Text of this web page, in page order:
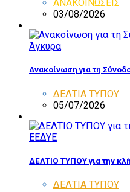
ΑΝΑΚΟΙΝΩΣΕΙΣ
03/08/2026
Ανακοίνωση για τη
ΔΕΛΤΙΑ ΤΥΠΟΥ
05/07/2026
ΔΕΛΤΙΟ ΤΥΠΟΥ για την
ΔΕΛΤΙΑ ΤΥΠΟΥ